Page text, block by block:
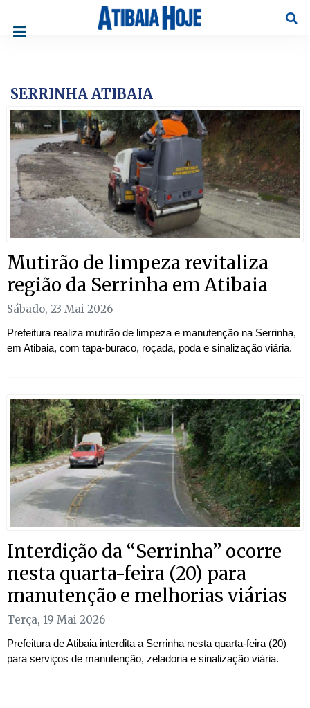
SERRINHA ATIBAIA
Mutirão de limpeza revitaliza
região da Serrinha em Atibaia
Sábado, 23 Mai 2026
Prefeitura realiza mutirão de limpeza e manutenção na Serrinha,
em Atibaia, com tapa-buraco, roçada, poda e sinalização viária.
Interdição da “Serrinha” ocorre
nesta quarta-feira (20) para
manutenção e melhorias viárias
Terça, 19 Mai 2026
Prefeitura de Atibaia interdita a Serrinha nesta quarta-feira (20)
para serviços de manutenção, zeladoria e sinalização viária.